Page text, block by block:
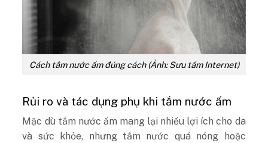
Cách tắm nước ấm đúng cách (Ảnh: Sưu tầm Internet)
Rủi ro và tác dụng phụ khi tắm nước ấm
Mặc dù tắm nước ấm mang lại nhiều lợi ích cho da
và sức khỏe, nhưng tắm nước quá nóng hoặc